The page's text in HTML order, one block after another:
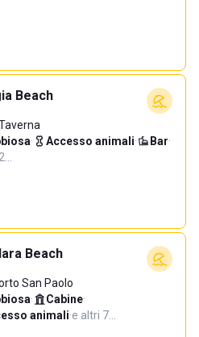
Beach
· Accesso animali· Bar·
Beach
San Paolo
· Cabine·
animali·e altri 7…